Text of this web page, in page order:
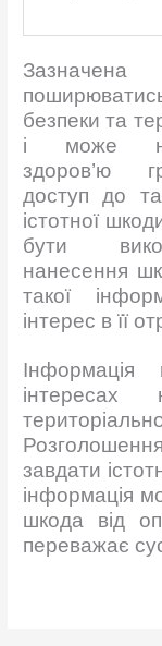
безпеки та
і може
здоров’ю
доступ до
істотної
бути
нанесення
такої
інтерес в її
інтересах
завдати
інформація
шкода від
переважає